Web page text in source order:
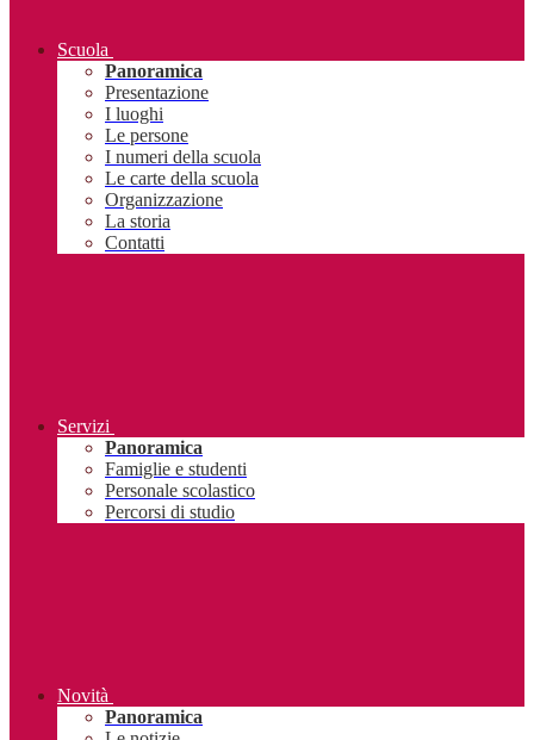
Scuola
Panoramica
Presentazione
I luoghi
Le persone
I numeri della scuola
Le carte della scuola
Organizzazione
La storia
Contatti
Servizi
Panoramica
Famiglie e studenti
Personale scolastico
Percorsi di studio
Novità
Panoramica